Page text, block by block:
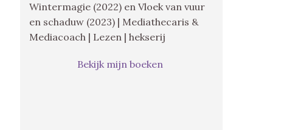
Wintermagie (2022) en Vloek van vuur
en schaduw (2023) | Mediathecaris &
Mediacoach | Lezen | hekserij
Bekijk mijn boeken